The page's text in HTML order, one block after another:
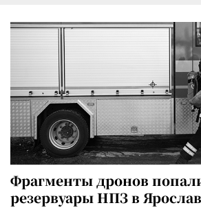
Фрагменты дронов
резервуары НПЗ в